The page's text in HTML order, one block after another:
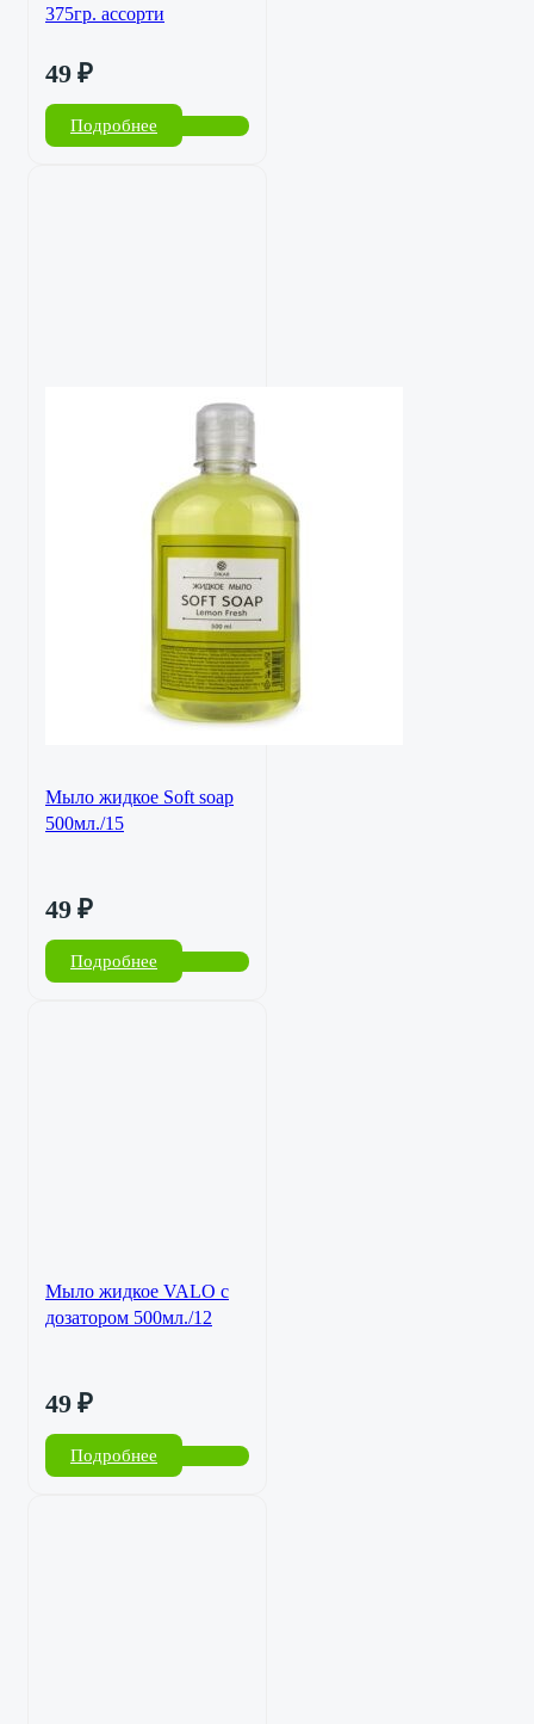
375гр. ассорти
49 ₽
Подробнее
Мыло жидкое Soft soap
500мл./15
49 ₽
Подробнее
Мыло жидкое VALO с
дозатором 500мл./12
49 ₽
Подробнее